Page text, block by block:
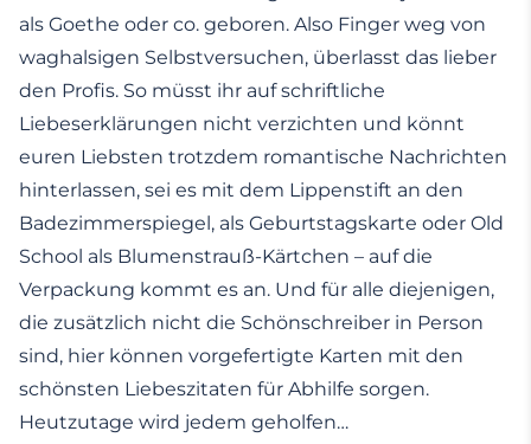
als Goethe oder co. geboren. Also Finger weg von
waghalsigen Selbstversuchen, überlasst das lieber
den Profis. So müsst ihr auf schriftliche
Liebeserklärungen nicht verzichten und könnt
euren Liebsten trotzdem romantische Nachrichten
hinterlassen, sei es mit dem Lippenstift an den
Badezimmerspiegel, als Geburtstagskarte oder Old
School als Blumenstrauß-Kärtchen – auf die
Verpackung kommt es an. Und für alle diejenigen,
die zusätzlich nicht die Schönschreiber in Person
sind, hier können vorgefertigte Karten mit den
schönsten Liebeszitaten für Abhilfe sorgen.
Heutzutage wird jedem geholfen…